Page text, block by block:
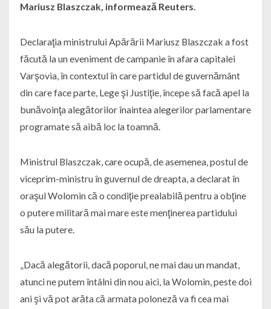
Mariusz Blaszczak, informează Reuters.
Declaraţia ministrului Apărării Mariusz Blaszczak a fost
făcută la un eveniment de campanie în afara capitalei
Varşovia, în contextul în care partidul de guvernământ
din care face parte, Lege şi Justiţie, începe să facă apel la
bunăvoinţa alegătorilor înaintea alegerilor parlamentare
programate să aibă loc la toamnă.
Ministrul Blaszczak, care ocupă, de asemenea, postul de
viceprim-ministru în guvernul de dreapta, a declarat în
oraşul Wolomin că o condiţie prealabilă pentru a obţine
o putere militară mai mare este menţinerea partidului
său la putere.
„Dacă alegătorii, dacă poporul, ne mai dau un mandat,
atunci ne putem întâlni din nou aici, la Wolomin, peste doi
ani şi vă pot arăta că armata poloneză va fi cea mai